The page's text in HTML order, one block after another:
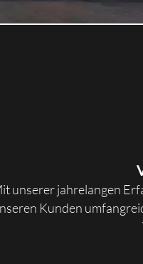
unserer jahrelangen
Kunden